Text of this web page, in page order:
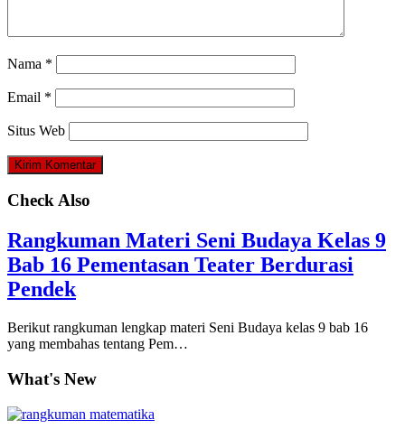
Nama *
Email *
Situs Web
Check Also
Rangkuman Materi Seni Budaya Kelas 9
Bab 16 Pementasan Teater Berdurasi
Pendek
Berikut rangkuman lengkap materi Seni Budaya kelas 9 bab 16
yang membahas tentang Pem…
What's New